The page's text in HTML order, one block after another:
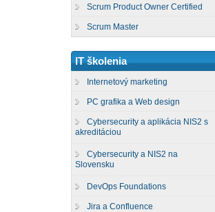
Scrum Product Owner Certified
Scrum Master
IT školenia
Internetový marketing
PC grafika a Web design
Cybersecurity a aplikácia NIS2 s
akreditáciou
Cybersecurity a NIS2 na
Slovensku
DevOps Foundations
Jira a Confluence